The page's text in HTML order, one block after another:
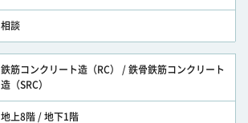
相談
鉄筋コンクリート造（RC） / 鉄骨鉄筋コンクリート
造（SRC）
地上8階 / 地下1階